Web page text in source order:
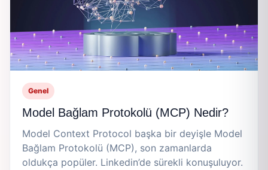
Genel
Model Bağlam Protokolü (MCP) Nedir?
Model Context Protocol başka bir deyişle Model
Bağlam Protokolü (MCP), son zamanlarda
oldukça popüler. Linkedin’de sürekli konuşuluyor.